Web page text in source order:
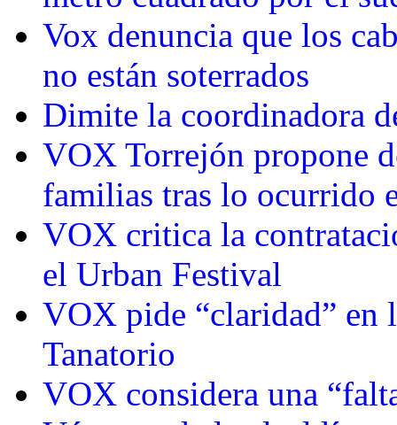
Vox denuncia que los
no están soterrados
Dimite la coordinadora
VOX Torrejón propone
familias tras lo ocurrido
VOX critica la
el Urban Festival
VOX pide “claridad” en
Tanatorio
VOX considera una